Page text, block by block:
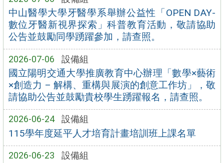
中山醫學大學牙醫學系舉辦公益性「OPEN DAY-
數位牙醫新視界探索」科普教育活動，敬請協助
公告並鼓勵同學踴躍參加，請查照。
2026-07-06 設備組
國立陽明交通大學推廣教育中心辦理「數學×藝術
×創造力 – 解構、重構與展演的創意工作坊」，敬
請協助公告並鼓勵貴校學生踴躍報名，請查照。
2026-06-24 設備組
115學年度延平人才培育計畫培訓班上課名單
2026-06-23 設備組